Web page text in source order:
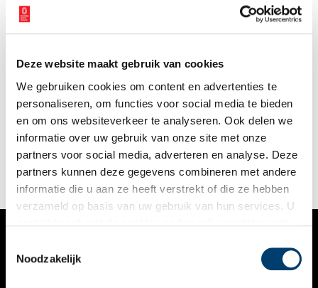
Deze website maakt gebruik van cookies
We gebruiken cookies om content en advertenties te
personaliseren, om functies voor social media te bieden
en om ons websiteverkeer te analyseren. Ook delen we
informatie over uw gebruik van onze site met onze
partners voor social media, adverteren en analyse. Deze
partners kunnen deze gegevens combineren met andere
informatie die u aan ze heeft verstrekt of die ze hebben
verzameld op basis van uw gebruik van hun services. U
Noodzakelijk
Marianne Havermans, deskundige in historisch textiel, vond
tijdens haar werk in het Westfries Museum in 1986 meerdere
uitzetten in miniatuur. Zo’n kleine uitzet werd niet voor een
popje gemaakt, maar was bedoeld als oefening voor een echte
uitzet. De afgelopen jaren heeft Marianne de herkomst van en
verhaal achter de miniatuurtjes in kaart weten te brengen, wat
resulteerde in een fraai boek onder de titel ‘In ’t kleijn. Een
uitzet in miniatuur 1830-1850’.
VERHALEN